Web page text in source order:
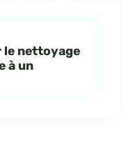
le nettoyage
à un